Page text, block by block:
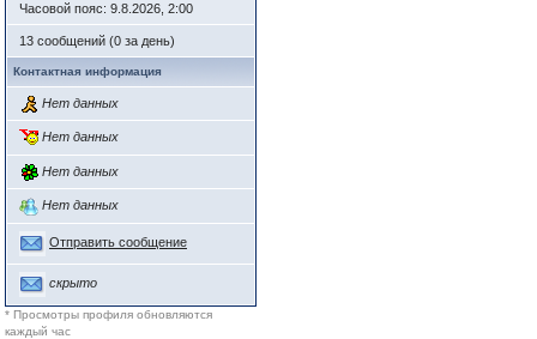
Часовой пояс: 9.8.2026, 2:00
13 сообщений (0 за день)
Контактная информация
Нет данных
Нет данных
Нет данных
Нет данных
Отправить сообщение
скрыто
* Просмотры профиля обновляются
каждый час